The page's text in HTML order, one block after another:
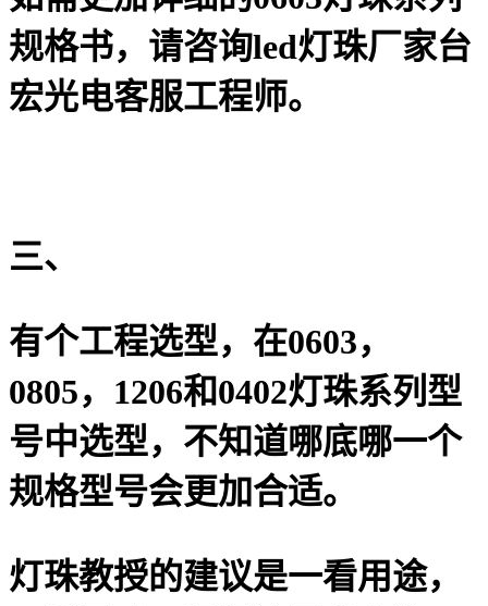
规格书，请咨询led灯珠厂家台
宏光电客服工程师。
三、
有个工程选型，在0603，
0805，1206和0402灯珠系列型
号中选型，不知道哪底哪一个
规格型号会更加合适。
灯珠教授的建议是一看用途，